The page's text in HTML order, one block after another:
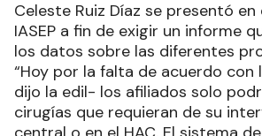
Celeste Ruiz Díaz se presentó
IASEP a fin de exigir un informe
los datos sobre las diferentes
“Hoy por la falta de acuerdo
dijo la edil- los afiliados solo
cirugías que requieran de su